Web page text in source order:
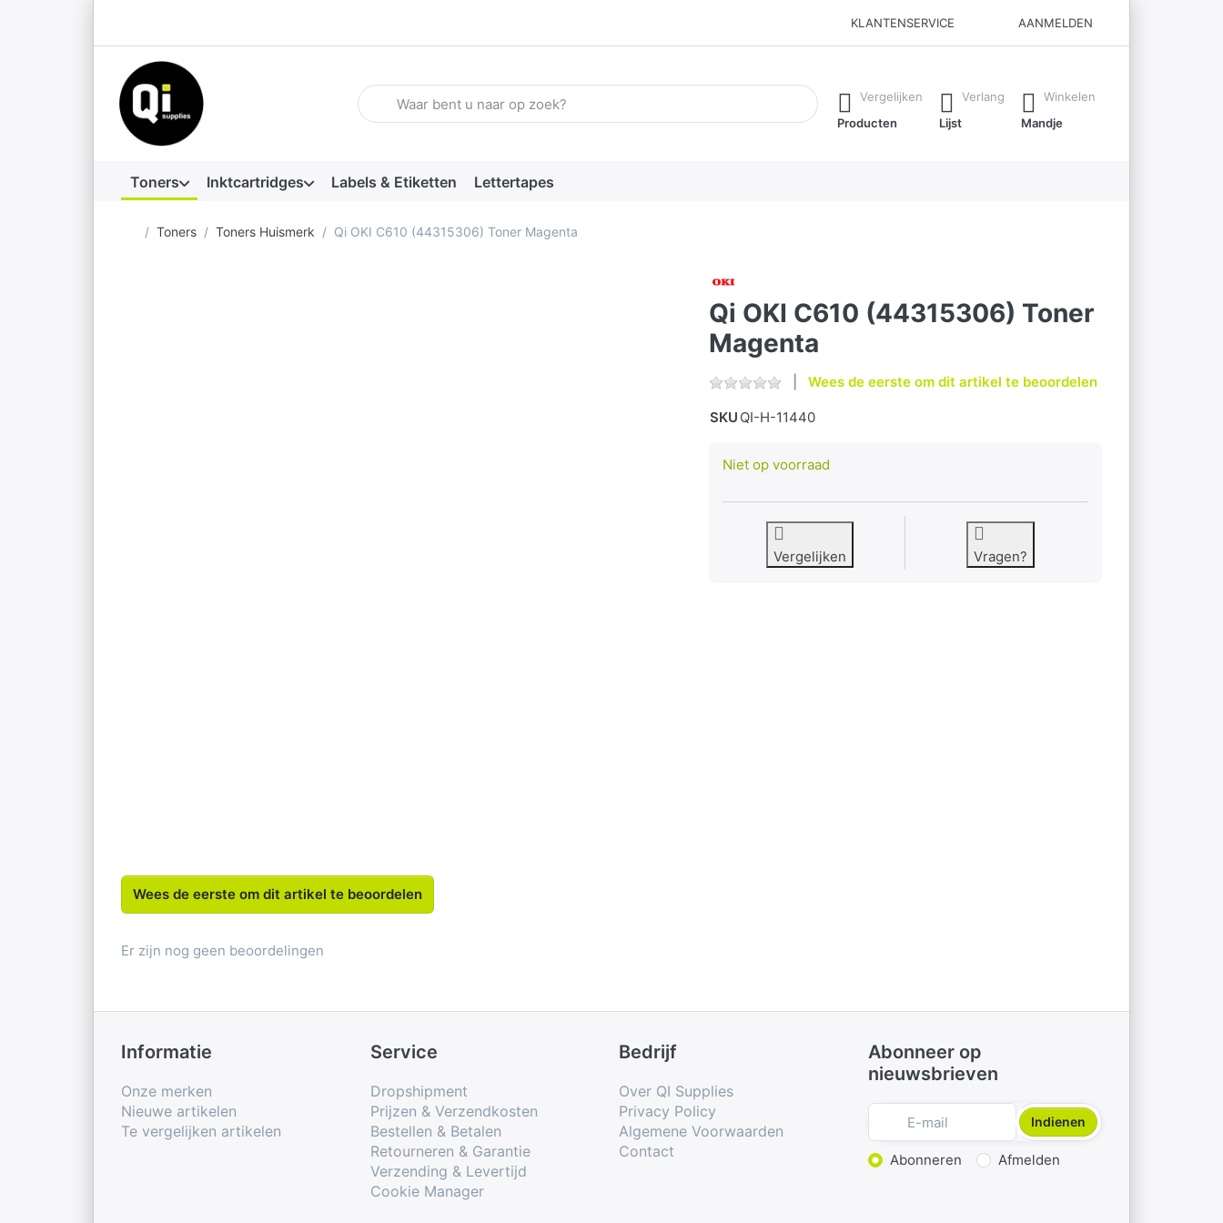
KLANTENSERVICE AANMELDEN
Voer een zoekterm in. De eerste resultaten verschijnen automatisch terwijl je typt. Druk op de Enter-toets om alle resultaten op te
Vergelijken
Producten
Verlang
Lijst
Winkelen
Mandje
Toners Inktcartridges Labels & Etiketten Lettertapes
Startpagina
Toners Toners Huismerk Qi OKI C610 (44315306) Toner Magenta
Qi OKI C610 (44315306) Toner
Magenta
Wees de eerste om dit artikel te beoordelen
SKU QI-H-11440
Niet op voorraad
Vergelijken Vragen?
Wees de eerste om dit artikel te beoordelen
Er zijn nog geen beoordelingen
Informatie
Onze merken
Nieuwe artikelen
Te vergelijken artikelen
Service
Dropshipment
Prijzen & Verzendkosten
Bestellen & Betalen
Retourneren & Garantie
Verzending & Levertijd
Cookie Manager
Bedrijf
Over QI Supplies
Privacy Policy
Algemene Voorwaarden
Contact
Abonneer op
nieuwsbrieven
Indienen
Actie kiezen
Abonneren Afmelden